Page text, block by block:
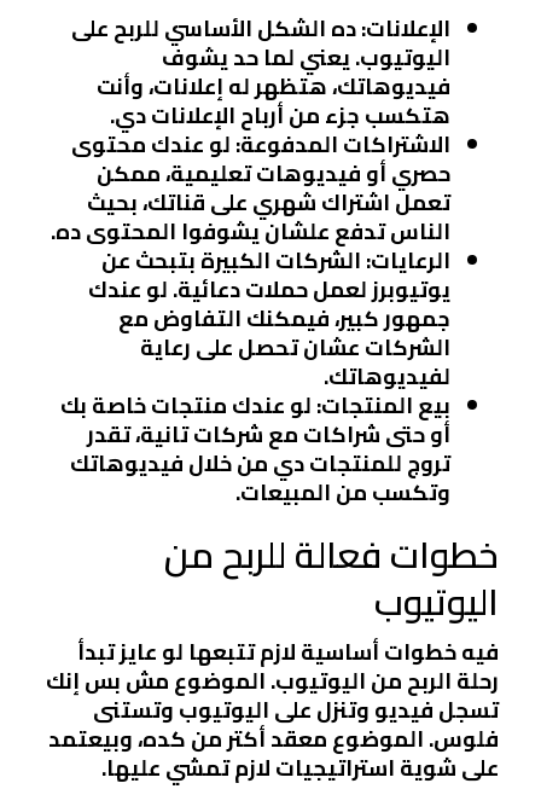
الإعلانات: ده الشكل الأساسي للربح على
اليوتيوب. يعني لما حد يشوف
فيديوهاتك، هتظهر له إعلانات، وأنت
هتكسب جزء من أرباح الإعلانات دي.
الاشتراكات المدفوعة: لو عندك محتوى
حصري أو فيديوهات تعليمية، ممكن
تعمل اشتراك شهري على قناتك، بحيث
الناس تدفع علشان يشوفوا المحتوى ده.
الرعايات: الشركات الكبيرة بتبحث عن
يوتيوبرز لعمل حملات دعائية. لو عندك
جمهور كبير، فيمكنك التفاوض مع
الشركات عشان تحصل على رعاية
لفيديوهاتك.
بيع المنتجات: لو عندك منتجات خاصة بك
أو حتى شراكات مع شركات تانية، تقدر
تروج للمنتجات دي من خلال فيديوهاتك
وتكسب من المبيعات.
خطوات فعالة للربح من
اليوتيوب
فيه خطوات أساسية لازم تتبعها لو عايز تبدأ
رحلة الربح من اليوتيوب. الموضوع مش بس إنك
تسجل فيديو وتنزل على اليوتيوب وتستنى
فلوس. الموضوع معقد أكتر من كده، وبيعتمد
على شوية استراتيجيات لازم تمشي عليها.